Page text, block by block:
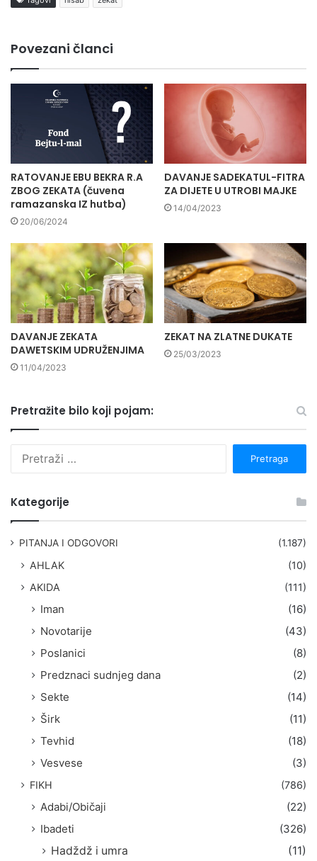
Povezani članci
RATOVANJE EBU BEKRA R.A
ZBOG ZEKATA (čuvena
ramazanska IZ hutba)
20/06/2024
DAVANJE SADEKATUL-FITRA
ZA DIJETE U UTROBI MAJKE
14/04/2023
DAVANJE ZEKATA
DAWETSKIM UDRUŽENJIMA
11/04/2023
ZEKAT NA ZLATNE DUKATE
25/03/2023
Pretražite bilo koji pojam:
Kategorije
PITANJA I ODGOVORI (1.187)
AHLAK
(10)
AKIDA
(111)
Iman
(16)
Novotarije
(43)
Poslanici
(8)
Predznaci sudnjeg dana
(2)
Sekte
(14)
Širk
(11)
Tevhid
(18)
Vesvese
(3)
FIKH (786)
Adabi/Običaji
(22)
Ibadeti
(326)
Hadždž i umra
(11)